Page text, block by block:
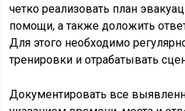
четко реализовать план
помощи, а также доложить
Для этого необходимо
тренировки и отрабатывать
Документировать все